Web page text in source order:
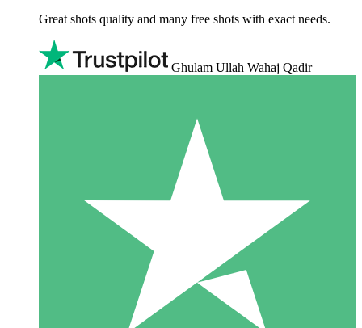
Great shots quality and many free shots with exact needs.
Ghulam Ullah Wahaj Qadir